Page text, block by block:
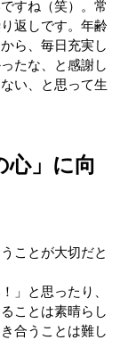
すね（笑）。常
返しです。年齢
ら、毎日充実し
たな、と感謝し
い、と思って生
心」に向
ことが大切だと
」と思ったり、
ことは素晴らし
合うことは難し